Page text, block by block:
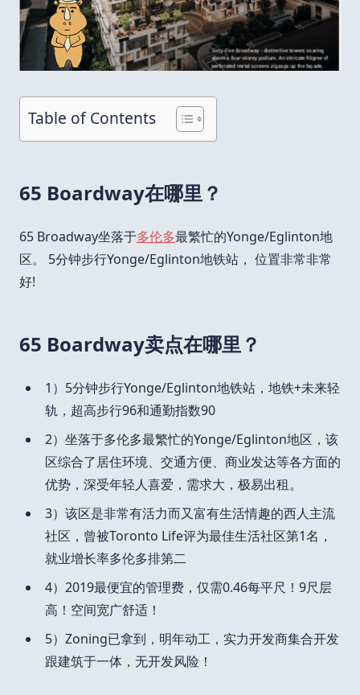
Table of Contents
65 Boardway在哪里？
65 Broadway坐落于多伦多最繁忙的Yonge/Eglinton地
区。 5分钟步行Yonge/Eglinton地铁站， 位置非常非常
好!
65 Boardway卖点在哪里？
1）5分钟步行Yonge/Eglinton地铁站，地铁+未来轻
轨，超高步行96和通勤指数90
2）坐落于多伦多最繁忙的Yonge/Eglinton地区，该
区综合了居住环境、交通方便、商业发达等各方面的
优势，深受年轻人喜爱，需求大，极易出租。
3）该区是非常有活力而又富有生活情趣的西人主流
社区，曾被Toronto Life评为最佳生活社区第1名，
就业增长率多伦多排第二
4）2019最便宜的管理费，仅需0.46每平尺！9尺层
高！空间宽广舒适！
5）Zoning已拿到，明年动工，实力开发商集合开发
跟建筑于一体，无开发风险！